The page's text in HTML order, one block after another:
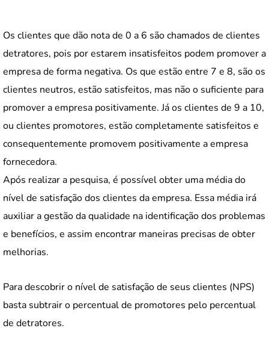
Os clientes que dão nota de 0 a 6 são chamados de clientes
detratores, pois por estarem insatisfeitos podem promover a
empresa de forma negativa. Os que estão entre 7 e 8, são os
clientes neutros, estão satisfeitos, mas não o suficiente para
promover a empresa positivamente. Já os clientes de 9 a 10,
ou clientes promotores, estão completamente satisfeitos e
consequentemente promovem positivamente a empresa
fornecedora.
Após realizar a pesquisa, é possível obter uma média do
nível de satisfação dos clientes da empresa. Essa média irá
auxiliar a gestão da qualidade na identificação dos problemas
e benefícios, e assim encontrar maneiras precisas de obter
melhorias.
Para descobrir o nível de satisfação de seus clientes (NPS)
basta subtrair o percentual de promotores pelo percentual
de detratores.